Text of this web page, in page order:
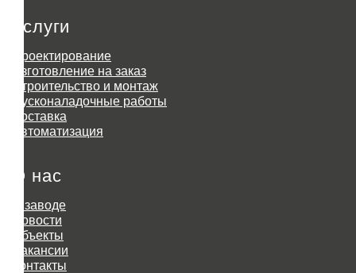
Услуги
Проектирование
Изготовление на заказ
Строительство и монтаж
Пусконаладочные работы
Доставка
Автоматизация
О нас
О заводе
Новости
Объекты
Вакансии
Контакты